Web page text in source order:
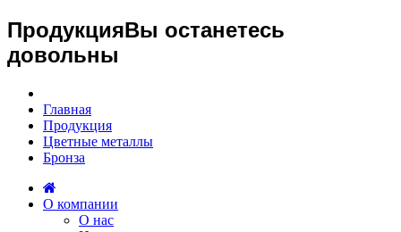
ПродукцияВы останетесь
довольны
Главная
Продукция
Цветные металлы
Бронза
О компании
О нас